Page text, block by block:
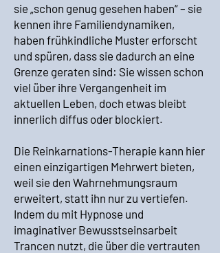
sie „schon genug gesehen haben“ – sie
kennen ihre Familiendynamiken,
haben frühkindliche Muster erforscht
und spüren, dass sie dadurch an eine
Grenze geraten sind: Sie wissen schon
viel über ihre Vergangenheit im
aktuellen Leben, doch etwas bleibt
innerlich diffus oder blockiert.
Die Reinkarnations-Therapie kann hier
einen einzigartigen Mehrwert bieten,
weil sie den Wahrnehmungsraum
erweitert, statt ihn nur zu vertiefen.
Indem du mit Hypnose und
imaginativer Bewusstseinsarbeit
Trancen nutzt, die über die vertrauten